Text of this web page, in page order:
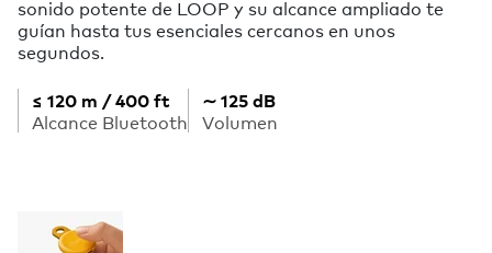
sonido potente de LOOP y su alcance ampliado te
guían hasta tus esenciales cercanos en unos
segundos.
≤ 120 m / 400 ft
Alcance Bluetooth
∼ 125 dB
Volumen